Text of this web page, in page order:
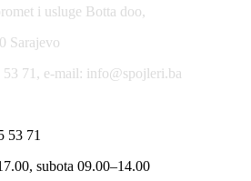
i usluge Botta doo,
Sarajevo
71, e-mail: info@spojleri.ba
53 71
subota 09.00–14.00